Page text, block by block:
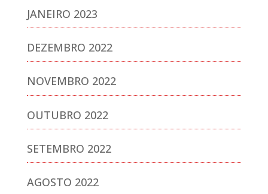
JANEIRO 2023
DEZEMBRO 2022
NOVEMBRO 2022
OUTUBRO 2022
SETEMBRO 2022
AGOSTO 2022